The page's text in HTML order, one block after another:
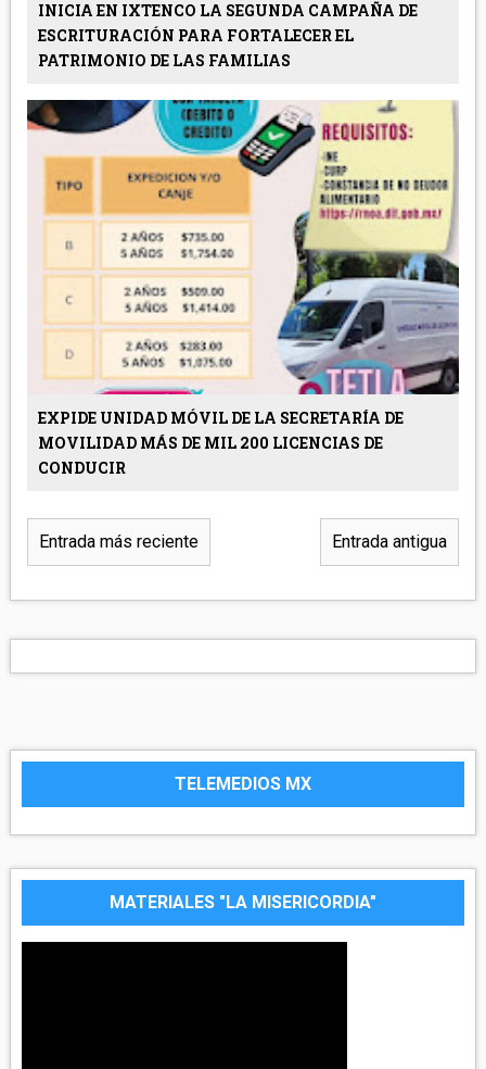
INICIA EN IXTENCO LA SEGUNDA CAMPAÑA DE
ESCRITURACIÓN PARA FORTALECER EL
PATRIMONIO DE LAS FAMILIAS
EXPIDE UNIDAD MÓVIL DE LA SECRETARÍA DE
MOVILIDAD MÁS DE MIL 200 LICENCIAS DE
CONDUCIR
Entrada más reciente Entrada antigua
TELEMEDIOS MX
MATERIALES "LA MISERICORDIA"